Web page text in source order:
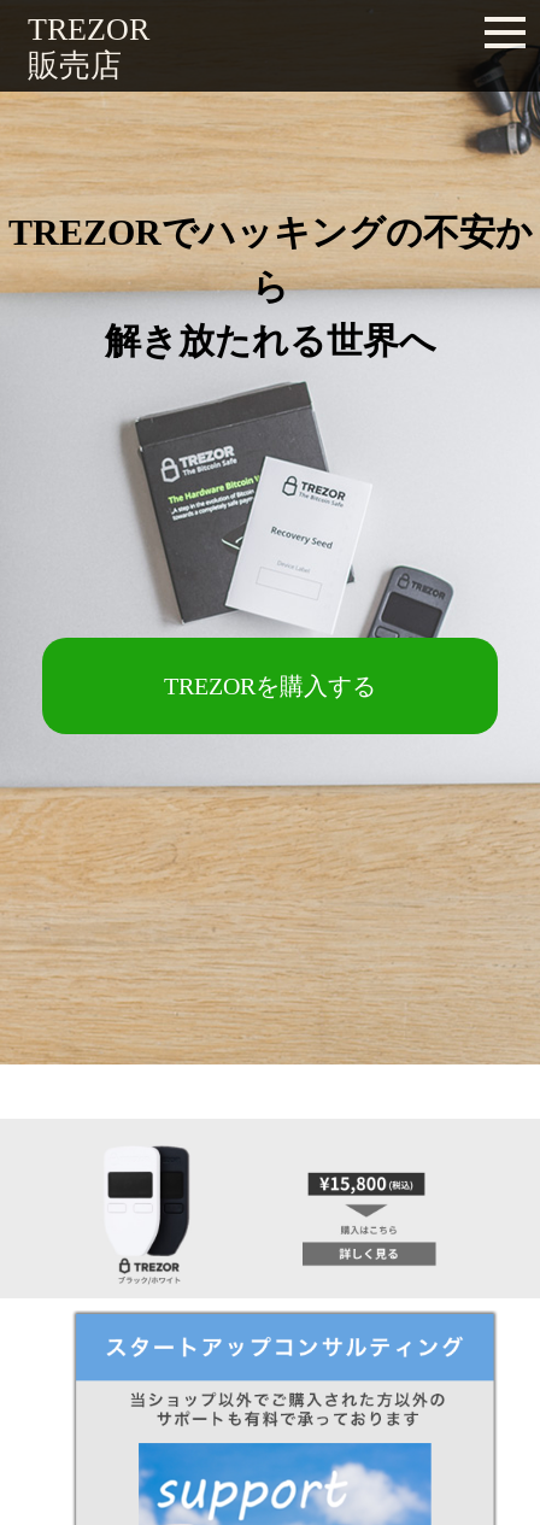
TREZOR
販売店
TREZORでハッキングの不安か
ら
解き放たれる世界へ
TREZORを購入する